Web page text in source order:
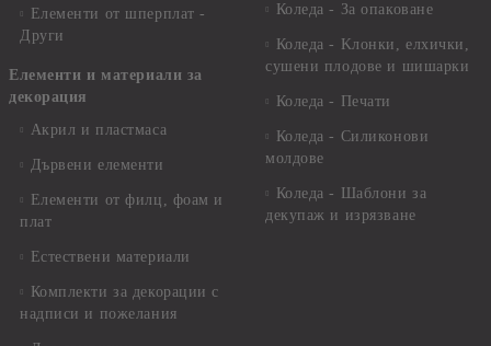
Елементи от шперплат -
Други
Елементи и материали за
декорация
Акрил и пластмаса
Дървени елементи
Елементи от филц, фоам и
плат
Естествени материали
Комплекти за декорации с
надписи и пожелания
Коледа - За опаковане
Коледа - Kлонки, елхички,
сушени плодове и шишарки
Коледа - Печати
Коледа - Силиконови
молдове
Коледа - Шаблони за
декупаж и изрязване